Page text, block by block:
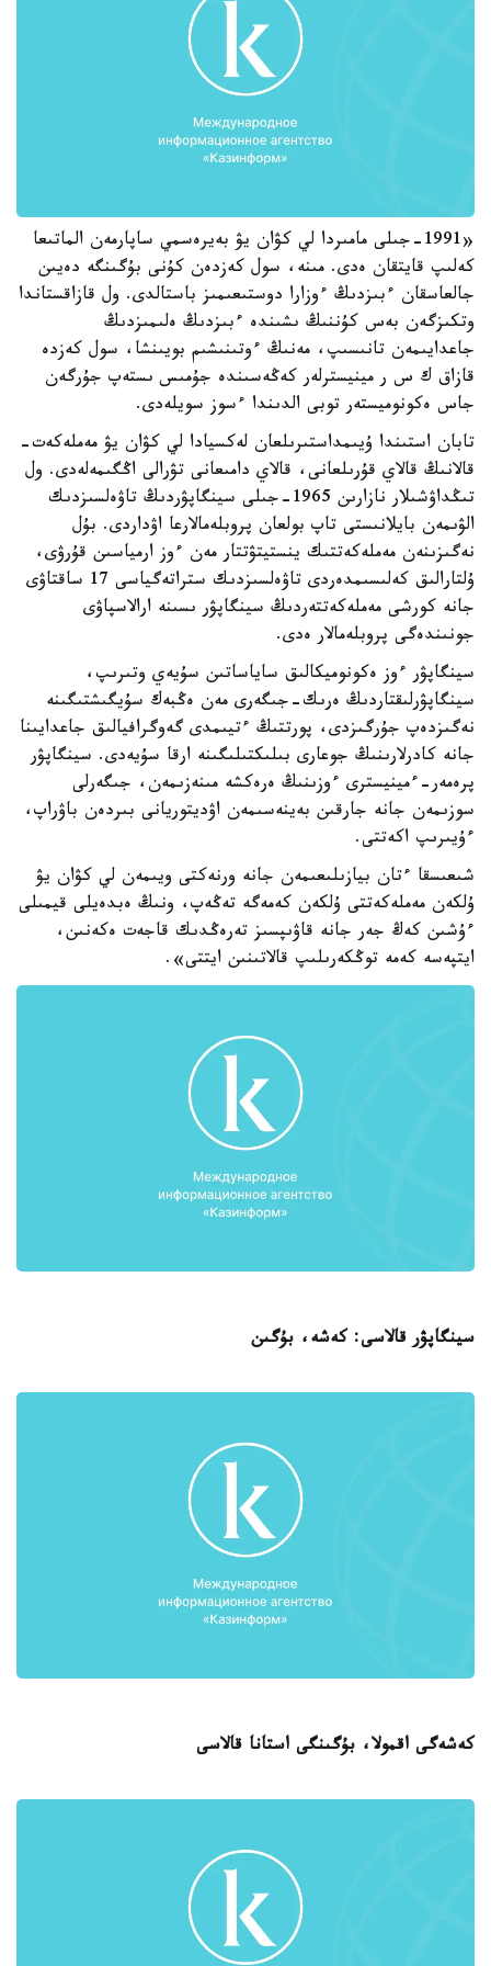
«1991-جىلى مامىردا لي كۋان يۋ بەيرەسمي ساپارمەن الماتىعا
كەلىپ قايتقان ەدى. مىنە، سول كەزدەن كۇنى بۇگىنگە دەيىن
جالعاسقان ءبىزدىڭ ءوزارا دوستىعىمىز باستالدى. ول قازاقستاندا
وتكىزگەن بەس كۇننىڭ ىشىندە ءبىزدىڭ ەلىمىزدىڭ
جاعدايىمەن تانىسىپ، مەنىڭ ءوتىنىشىم بويىنشا، سول كەزدە
قازاق ك س ر مينيسترلەر كەڭەسىندە جۇمىس ىستەپ جۇرگەن
جاس ەكونوميستەر توبى الدىندا ءسوز سويلەدى.
تابان استىندا ۇيىمداستىرىلعان لەكسيادا لي كۋان يۋ مەملەكەت-
قالانىڭ قالاي قۇرىلعانى، قالاي دامىعانى تۋرالى اڭگىمەلەدى. ول
تىڭداۋشىلار نازارىن 1965-جىلى سينگاپۋردىڭ تاۋەلسىزدىك
الۋىمەن بايلانىستى تاپ بولعان پروبلەمالارعا اۋداردى. بۇل
نەگىزىنەن مەملەكەتتىك ينستيتۋتتار مەن ءوز ارمياسىن قۇرۋى،
ۇلتارالىق كەلىسىمدەردى تاۋەلسىزدىك ستراتەگياسى 17 ساقتاۋى
جانە كورشى مەملەكەتتەردىڭ سينگاپۋر ىسىنە ارالاسپاۋى
جونىندەگى پروبلەمالار ەدى.
سينگاپۋر ءوز ەكونوميكالىق ساياساتىن سۇيەي وتىرىپ،
سينگاپۋرلىقتاردىڭ ەرىك-جىگەرى مەن ەڭبەك سۇيگىشتىگىنە
نەگىزدەپ جۇرگىزدى، پورتتىڭ ءتيىمدى گەوگرافيالىق جاعدايىنا
جانە كادرلارىنىڭ جوعارى بىلىكتىلىگىنە ارقا سۇيەدى. سينگاپۋر
پرەمەر-ءمينيسترى ءوزىنىڭ ەرەكشە مىنەزىمەن، جىگەرلى
سوزىمەن جانە جارقىن بەينەسىمەن اۋديتوريانى بىردەن باۋراپ،
ءۇيىرىپ اكەتتى.
شىعىسقا ءتان بيازىلىعىمەن جانە ورنەكتى ويىمەن لي كۋان يۋ
ۇلكەن مەملەكەتتى ۇلكەن كەمەگە تەڭەپ، ونىڭ ەبدەيلى قيمىلى
ءۇشىن كەڭ جەر جانە قاۋىپسىز تەرەڭدىك قاجەت ەكەنىن،
ايتپەسە كەمە توڭكەرىلىپ قالاتىنىن ايتتى».
سينگاپۋر قالاسى: كەشە، بۇگىن
كەشەگى اقمولا، بۇگىنگى استانا قالاسى